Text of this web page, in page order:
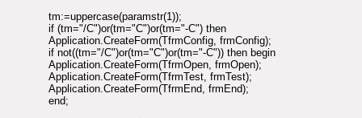
tm:=uppercase(paramstr(1));
if (tm="/C")or(tm="C")or(tm="-C") then
Application.CreateForm(TfrmConfig, frmConfig);
if not((tm="/C")or(tm="C")or(tm="-C")) then begin
Application.CreateForm(TfrmOpen, frmOpen);
Application.CreateForm(TfrmTest, frmTest);
Application.CreateForm(TfrmEnd, frmEnd);
end;